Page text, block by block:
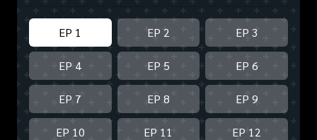
EP 1 EP 2 EP 3
EP 4 EP 5 EP 6
EP 7 EP 8 EP 9
EP 10 EP 11 EP 12